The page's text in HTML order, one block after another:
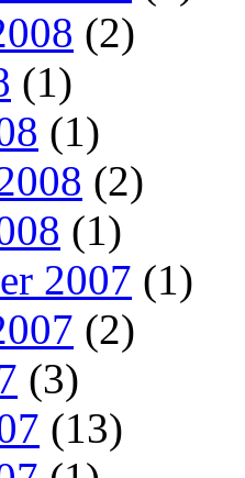
(2)
(1)
(1)
(2)
(1)
2007 (1)
(2)
(3)
(13)